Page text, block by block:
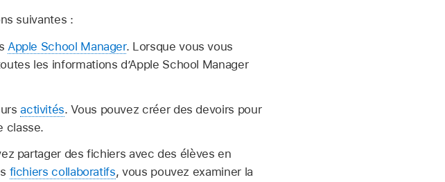
suivantes :
Apple School Manager. Lorsque vous vous
les informations d’Apple School Manager
activités. Vous pouvez créer des devoirs pour
classe.
partager des fichiers avec des élèves en
fichiers collaboratifs, vous pouvez examiner la